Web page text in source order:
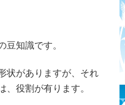
豆知識です。
状がありますが、それ
、役割が有ります。